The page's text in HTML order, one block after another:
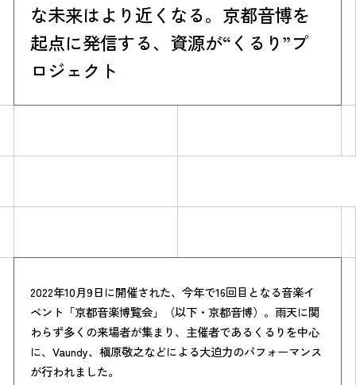
CO₂削減効果を測る
Action list
アクションリスト
な未来はより近くなる。京都音博を
起点に発信する、資源が“くるり”プ
ロジェクト
2022年10月9日に開催された、今年で16回目となる音楽イ
ベント「京都音楽博覧会」（以下・京都音博）。雨天に関
わらず多くの来場者が集まり、主催者であるくるりを中心
に、Vaundy、槇原敬之などによる大迫力のパフォーマンス
が行われました。